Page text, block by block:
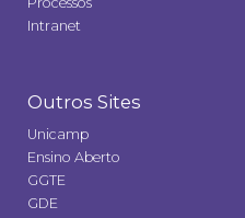
Intranet
Outros Sites
Unicamp
Ensino Aberto
GGTE
GDE